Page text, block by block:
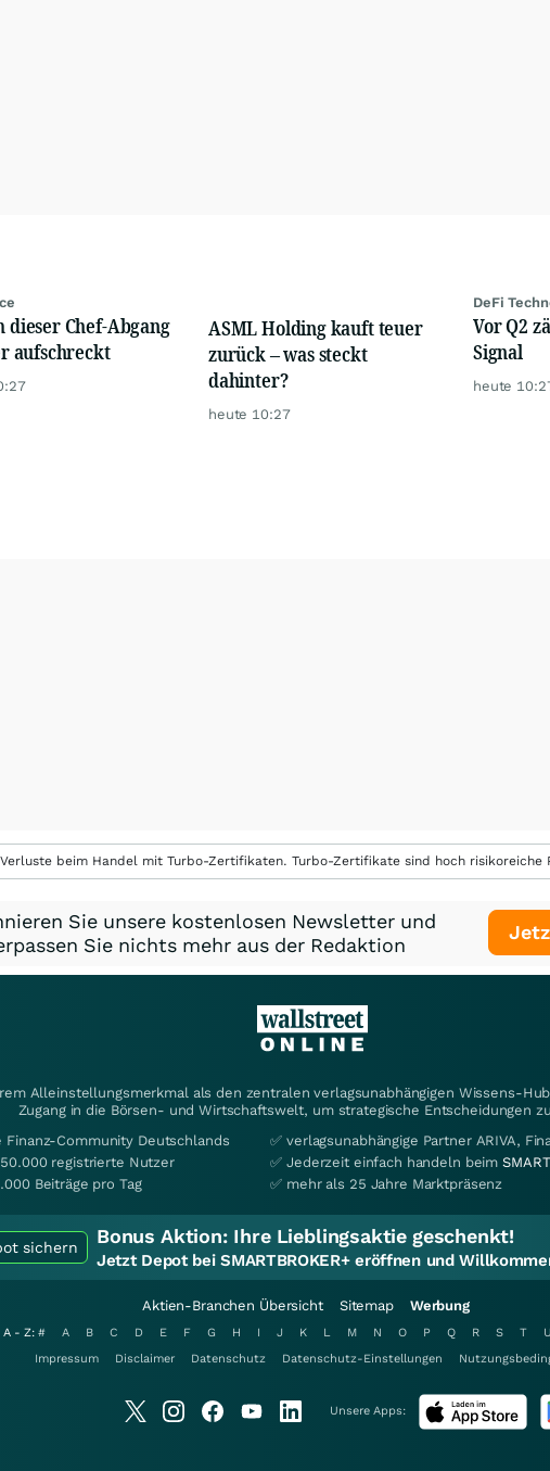
dieser Chef-Abgang
aufschreckt
ASML Holding kauft teuer
zurück – was steckt
dahinter?
heute 10:27
DeFi
Vor Q2
Signal
heute
beim Handel mit Turbo-Zertifikaten. Turbo-Zertifikate sind hoch
Sie unsere kostenlosen Newsletter und
Sie nichts mehr aus der Redaktion
Alleinstellungsmerkmal als den zentralen verlagsunabhängigen Wissens-
Zugang in die Börsen- und Wirtschaftswelt, um strategische Entscheidungen
Finanz-Community Deutschlands
registrierte Nutzer
Beiträge pro Tag
✅ verlagsunabhängige Partner ARIVA,
✅ Jederzeit einfach handeln beim
✅ mehr als 25 Jahre Marktpräsenz
sichern Bonus Aktion: Ihre Lieblingsaktie geschenkt!
Jetzt Depot bei SMARTBROKER+ eröffnen und
Aktien-Branchen Übersicht Sitemap Werbung
A - Z: # A B C D E F G H I J K L M N O P Q R S T U
Impressum
Disclaimer Datenschutz Datenschutz-Einstellungen
Unsere Apps: